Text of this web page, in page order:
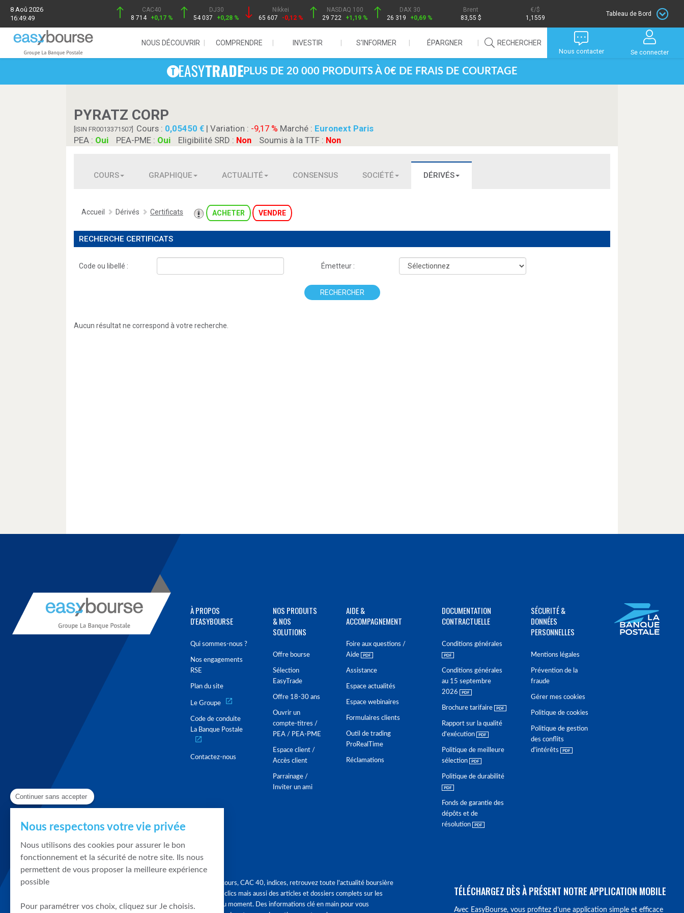
8 Aoû 2026
16:49:49
CAC40
8 714 +0,17 %
DJ30
54 037
+0,28 %
Nikkei
65 607
-0,12 %
NASDAQ 100
29 722
+1,19 %
DAX 30
26 319
+0,69 %
Brent
83,55 $
/$
1,1559
Tableau de Bord
NOUS DÉCOUVRIR COMPRENDRE INVESTIR S'INFORMER ÉPARGNER RECHERCHER
Nous contacter Se connecter
PLUS DE 20 000 PRODUITS À 0€ DE FRAIS DE COURTAGE
PYRATZ CORP
[ISIN FR0013371507] Cours : 0,05450 | Variation : -9,17 % Marché : Euronext Paris
PEA : Oui PEA-PME : Oui Eligibilité SRD : Non Soumis à la TTF : Non
COURS GRAPHIQUE ACTUALITÉ CONSENSUS SOCIÉTÉ DÉRIVÉS
Accueil Dérivés Certificats ACHETER VENDRE
RECHERCHE CERTIFICATS
Code ou libellé : Émetteur :
RECHERCHER
Aucun résultat ne correspond à votre recherche.
À PROPOS
D'EASYBOURSE
Qui sommes-nous ?
Nos engagements
RSE
Plan du site
Le Groupe
Code de conduite
La Banque Postale
Contactez-nous
NOS PRODUITS
& NOS
SOLUTIONS
Offre bourse
Sélection
EasyTrade
Offre 18-30 ans
Ouvrir un
compte-titres /
PEA / PEA-PME
Espace client /
Accès client
Parrainage /
Inviter un ami
AIDE &
ACCOMPAGNEMENT
Foire aux questions /
Aide
Assistance
Espace actualités
Espace webinaires
Formulaires clients
Outil de trading
ProRealTime
Réclamations
DOCUMENTATION
CONTRACTUELLE
Conditions générales
Conditions générales
au 15 septembre
2026
Brochure tarifaire
Rapport sur la qualité
d'exécution
Politique de meilleure
sélection
Politique de durabilité
Fonds de garantie des
dépôts et de
résolution
SÉCURITÉ &
DONNÉES
PERSONNELLES
Mentions légales
Prévention de la
fraude
Gérer mes cookies
Politique de cookies
Politique de gestion
des conflits
d'intérêts
Graphique, cours, CAC 40, indices, retrouvez toute l'actualité boursière
en quelques clics mais aussi des articles et dossiers complets sur les
tendances du moment. Des informations clé en main pour vous
TÉLÉCHARGEZ DÈS À PRÉSENT NOTRE APPLICATION MOBILE
Avec EasyBourse, vous profitez d’une application simple et efficace
Continuer sans accepter
Nous respectons votre vie privée
Nous utilisons des cookies pour assurer le bon
fonctionnement et la sécurité de notre site. Ils nous
permettent de vous proposer la meilleure expérience
possible
Pour paramétrer vos choix, cliquez sur Je choisis.